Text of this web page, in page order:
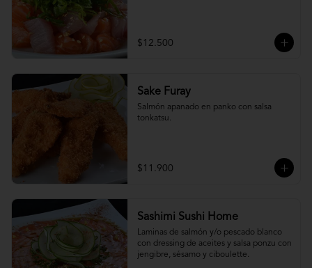
$12.500
Sake Furay
Salmón apanado en panko con salsa
tonkatsu.
$11.900
Sashimi Sushi Home
Laminas de salmón y/o pescado blanco
con dressing de aceites y salsa ponzu con
jengibre, sésamo y ciboulette.